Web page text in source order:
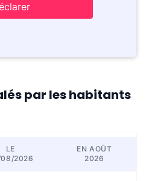
par les habitants
LE
2026
EN AOÛT
2026